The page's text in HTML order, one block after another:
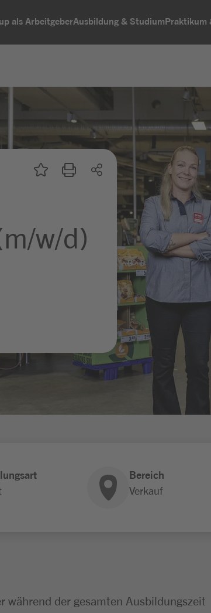
als ArbeitgeberAusbildung & StudiumPraktikum
w/d)
Bereich
Verkauf
während der gesamten Ausbildungszeit